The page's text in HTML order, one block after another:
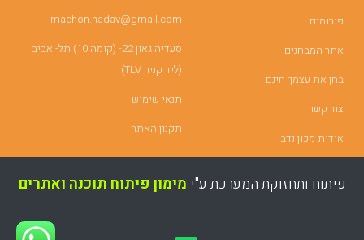
פורומים
אתר המבחנים
בחן את עצמך חינם
צור קשר
אודות מכון נדב
machon.nadav@gmail.com
סעדיה גאון 22- (קומה 10) תל- אביב
(ליד קניון TLV)
תנאי שימוש
תקנון האתר
פיתוח ותחזוקת המערכת ע"ימימון פיתוח תוכנה ואתרים